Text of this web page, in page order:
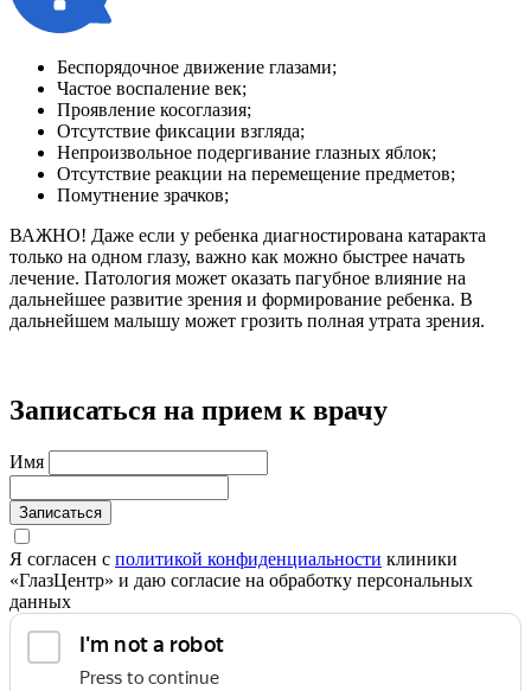
Беспорядочное движение глазами;
Частое воспаление век;
Проявление косоглазия;
Отсутствие фиксации взгляда;
Непроизвольное подергивание глазных яблок;
Отсутствие реакции на перемещение предметов;
Помутнение зрачков;
ВАЖНО! Даже если у ребенка диагностирована катаракта
только на одном глазу, важно как можно быстрее начать
лечение. Патология может оказать пагубное влияние на
дальнейшее развитие зрения и формирование ребенка. В
дальнейшем малышу может грозить полная утрата зрения.
Записаться на прием к врачу
Имя
Записаться
Я согласен с политикой конфиденциальности клиники
«ГлазЦентр» и даю согласие на обработку персональных
данных